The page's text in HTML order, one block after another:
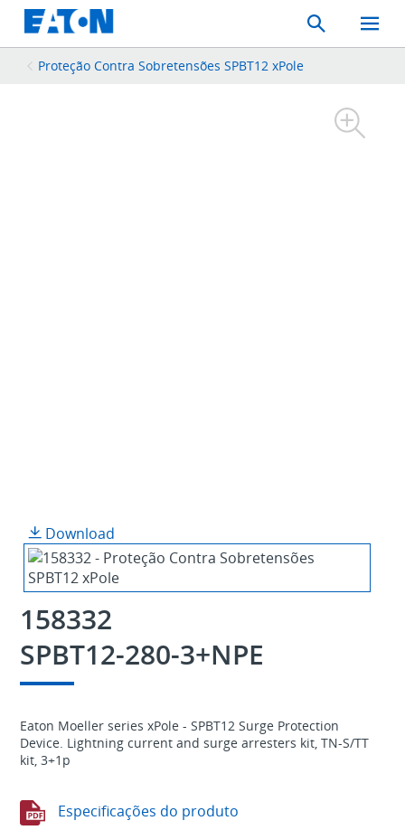
Search
Toggle
Mobile
Proteção Contra Sobretensões SPBT12 xPole
Download
158332
SPBT12-280-3+NPE
Eaton Moeller series xPole - SPBT12 Surge Protection
Device. Lightning current and surge arresters kit, TN-S/TT
kit, 3+1p
Especificações do produto